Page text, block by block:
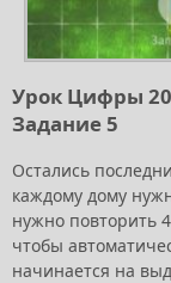
Урок Цифры
Задание 5
Остались
каждому дому
нужно повторить
чтобы
начинается на